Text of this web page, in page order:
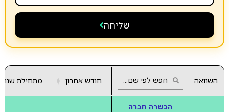
שליחה
השוואה חודש אחרון ▲
▼ מתחילת שנה
הכשרה חברה